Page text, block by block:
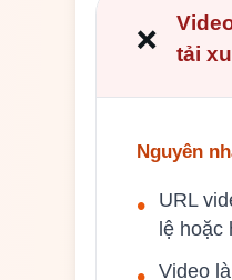
❌
tải
Nguyên
•
URL
lệ hoặc
Video